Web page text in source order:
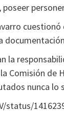
la
Comisión de
nunca lo